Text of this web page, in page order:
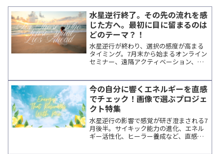
水星逆行終了。その先の流れを感
じた方へ。最初に目に留まるのは
どのテーマ？！
水星逆行が終わり、選択の感度が高まる
タイミング。7月末から始まるオンライン
セミナー、遠隔アクティベーション、ヒ
今の自分に響くエネルギーを直感
でチェック！画像で選ぶプロジェ
クト特集
水星逆行の影響で感覚が研ぎ澄まされる7
月後半。サイキック能力の進化、エネル
ギー活性化、ヒーラー養成など、直感で